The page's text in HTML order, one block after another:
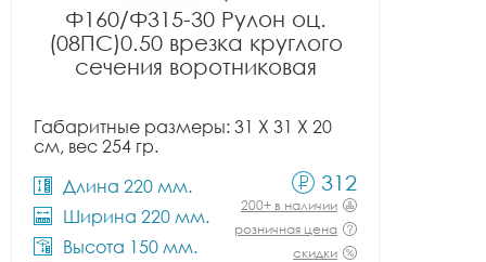
Ф160/Ф315-30 Рулон оц.
(08ПС)0.50 врезка круглого
сечения воротниковая
Габаритные размеры: 31 X 31 X 20
см, вес 254 гр.
Длина 220 мм.
Ширина 220 мм.
Высота 150 мм.
312
200+ в наличии
розничная цена
скидки